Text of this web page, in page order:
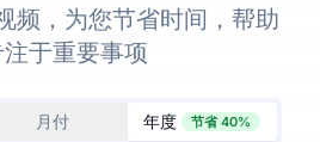
频，为您节省时间，帮助
于重要事项
月付 年度 节省 40%